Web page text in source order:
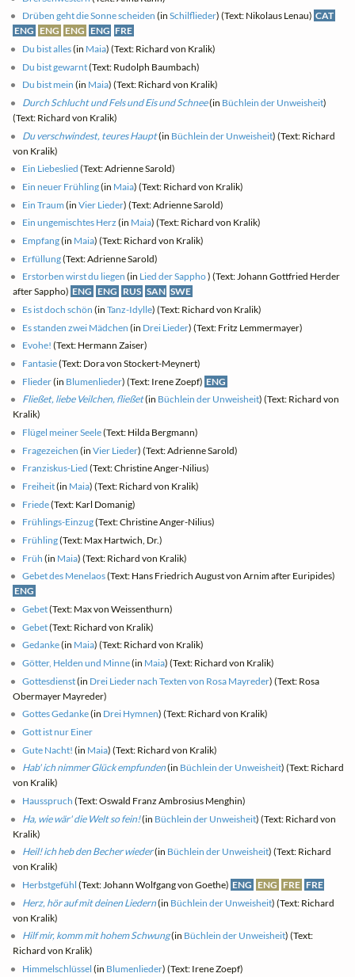
Drüben geht die Sonne scheiden (inSchilflieder) (Text: Nikolaus Lenau) CAT
ENG ENG ENG ENG FRE
Du bist alles(in Maia) (Text: Richard von Kralik)
Du bist gewarnt(Text: Rudolph Baumbach)
Du bist mein (in Maia) (Text: Richard von Kralik)
Durch Schlucht und Fels und Eis und Schnee(in Büchlein der Unweisheit)
(Text: Richard von Kralik)
Du verschwindest, teures Haupt(in Büchlein der Unweisheit) (Text: Richard
von Kralik)
Ein Liebeslied (Text: Adrienne Sarold)
Ein neuer Frühling(in Maia) (Text: Richard von Kralik)
Ein Traum (inVier Lieder) (Text: Adrienne Sarold)
Ein ungemischtes Herz (in Maia) (Text: Richard von Kralik)
Empfang(in Maia) (Text: Richard von Kralik)
Erfüllung(Text: Adrienne Sarold)
Erstorben wirst du liegen (in Lied der Sappho) (Text: Johann Gottfried Herder
after Sappho) ENG ENG RUS SAN SWE
Es ist doch schön (inTanz-Idylle) (Text: Richard von Kralik)
Es standen zwei Mädchen (in Drei Lieder) (Text: Fritz Lemmermayer)
Evohe! (Text: Hermann Zaiser)
Fantasie(Text: Dora von Stockert-Meynert)
Flieder(in Blumenlieder) (Text: Irene Zoepf) ENG
Fließet, liebe Veilchen, fließet(in Büchlein der Unweisheit) (Text: Richard von
Kralik)
Flügel meiner Seele(Text: Hilda Bergmann)
Fragezeichen (inVier Lieder) (Text: Adrienne Sarold)
Franziskus-Lied (Text: Christine Anger-Nilius)
Freiheit(in Maia) (Text: Richard von Kralik)
Friede(Text: Karl Domanig)
Frühlings-Einzug(Text: Christine Anger-Nilius)
Frühling(Text: Max Hartwich, Dr.)
Früh (in Maia) (Text: Richard von Kralik)
Gebet des Menelaos(Text: Hans Friedrich August von Arnim after Euripides)
ENG
Gebet(Text: Max von Weissenthurn)
Gebet(Text: Richard von Kralik)
Gedanke(in Maia) (Text: Richard von Kralik)
Götter, Helden und Minne(in Maia) (Text: Richard von Kralik)
Gottesdienst(in Drei Lieder nach Texten von Rosa Mayreder) (Text: Rosa
Obermayer Mayreder)
Gottes Gedanke(in Drei Hymnen) (Text: Richard von Kralik)
Gott ist nur Einer
Gute Nacht! (in Maia) (Text: Richard von Kralik)
Hab' ich nimmer Glück empfunden(in Büchlein der Unweisheit) (Text: Richard
von Kralik)
Hausspruch (Text: Oswald Franz Ambrosius Menghin)
Ha, wie wär' die Welt so fein!(in Büchlein der Unweisheit) (Text: Richard von
Kralik)
Heil! ich heb den Becher wieder(in Büchlein der Unweisheit) (Text: Richard
von Kralik)
Herbstgefühl (Text: Johann Wolfgang von Goethe) ENG ENG FRE FRE
Herz, hör auf mit deinen Liedern(in Büchlein der Unweisheit) (Text: Richard
von Kralik)
Hilf mir, komm mit hohem Schwung(in Büchlein der Unweisheit) (Text:
Richard von Kralik)
Himmelschlüssel (in Blumenlieder) (Text: Irene Zoepf)